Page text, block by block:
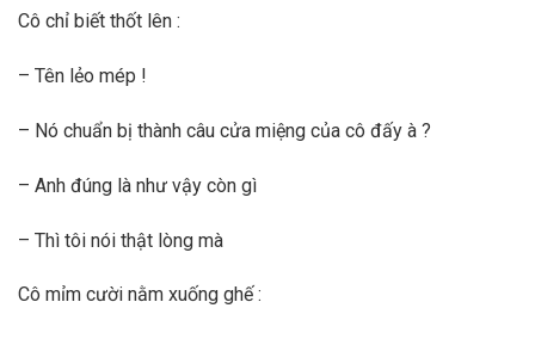
Cô chỉ biết thốt lên :
– Tên lẻo mép !
– Nó chuẩn bị thành câu cửa miệng của cô đấy à ?
– Anh đúng là như vậy còn gì
– Thì tôi nói thật lòng mà
Cô mỉm cười nằm xuống ghế :